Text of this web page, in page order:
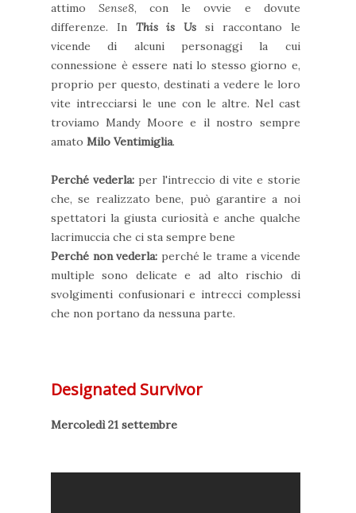
attimo Sense8, con le ovvie e dovute
differenze. In This is Us si raccontano le
vicende di alcuni personaggi la cui
connessione è essere nati lo stesso giorno e,
proprio per questo, destinati a vedere le loro
vite intrecciarsi le une con le altre. Nel cast
troviamo Mandy Moore e il nostro sempre
amato Milo Ventimiglia.
Perché vederla: per l'intreccio di vite e storie
che, se realizzato bene, può garantire a noi
spettatori la giusta curiosità e anche qualche
lacrimuccia che ci sta sempre bene
Perché non vederla: perché le trame a vicende
multiple sono delicate e ad alto rischio di
svolgimenti confusionari e intrecci complessi
che non portano da nessuna parte.
Designated Survivor
Mercoledì 21 settembre